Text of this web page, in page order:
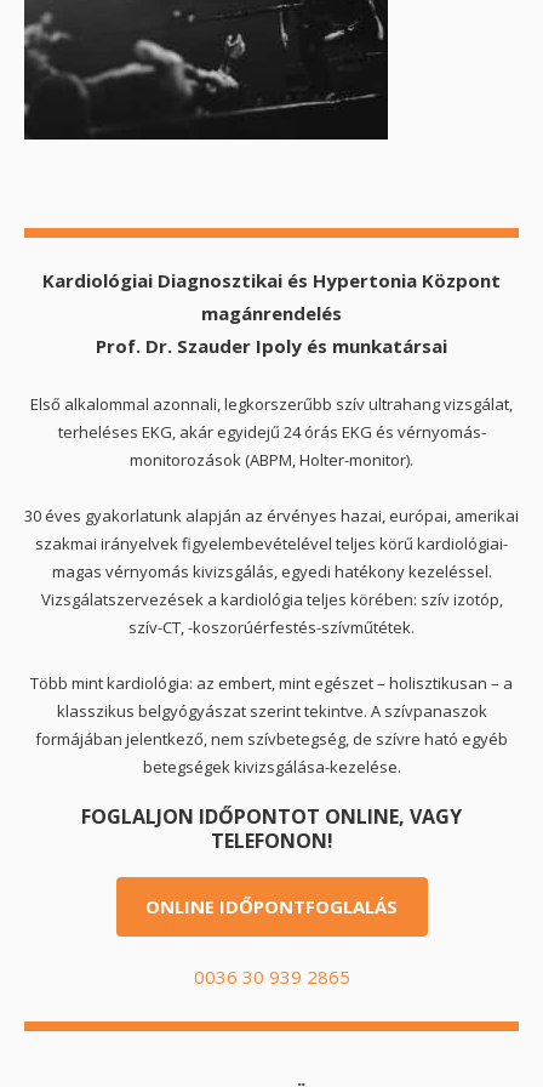
Kardiológiai Diagnosztikai és Hypertonia Központ
magánrendelés
Prof. Dr. Szauder Ipoly és munkatársai
Első alkalommal azonnali, legkorszerűbb szív ultrahang vizsgálat,
terheléses EKG, akár egyidejű 24 órás EKG és vérnyomás-
monitorozások (ABPM, Holter-monitor).
30 éves gyakorlatunk alapján az érvényes hazai, európai, amerikai
szakmai irányelvek figyelembevételével teljes körű kardiológiai-
magas vérnyomás kivizsgálás, egyedi hatékony kezeléssel.
Vizsgálatszervezések a kardiológia teljes körében: szív izotóp,
szív-CT, -koszorúérfestés-szívműtétek.
Több mint kardiológia: az embert, mint egészet – holisztikusan – a
klasszikus belgyógyászat szerint tekintve. A szívpanaszok
formájában jelentkező, nem szívbetegség, de szívre ható egyéb
betegségek kivizsgálása-kezelése.
FOGLALJON IDŐPONTOT ONLINE, VAGY
TELEFONON!
ONLINE IDŐPONTFOGLALÁS
0036 30 939 2865